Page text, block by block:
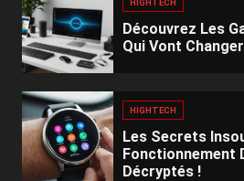
Découvrez Les
Qui Vont
HIGHTECH
Les Secrets
Fonctionnement
Décryptés !